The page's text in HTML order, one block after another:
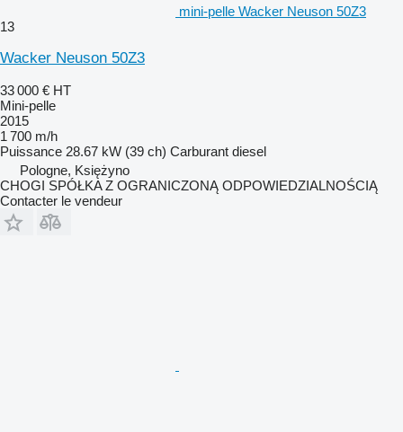
mini-pelle Wacker Neuson 50Z3
13
Wacker Neuson 50Z3
33 000 € HT
Mini-pelle
2015
1 700 m/h
Puissance 28.67 kW (39 ch) Carburant diesel
Pologne, Księżyno
CHOGI SPÓŁKA Z OGRANICZONĄ ODPOWIEDZIALNOŚCIĄ
Contacter le vendeur